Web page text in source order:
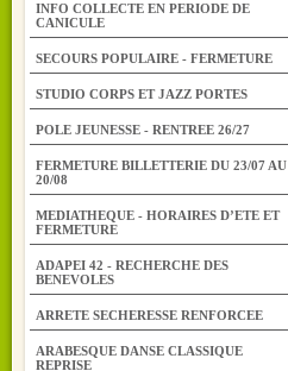
INFO COLLECTE EN PERIODE DE
CANICULE
SECOURS POPULAIRE - FERMETURE
STUDIO CORPS ET JAZZ PORTES
POLE JEUNESSE - RENTREE 26/27
FERMETURE BILLETTERIE DU 23/07 AU
20/08
MEDIATHEQUE - HORAIRES D’ETE ET
FERMETURE
ADAPEI 42 - RECHERCHE DES
BENEVOLES
ARRETE SECHERESSE RENFORCEE
ARABESQUE DANSE CLASSIQUE
REPRISE